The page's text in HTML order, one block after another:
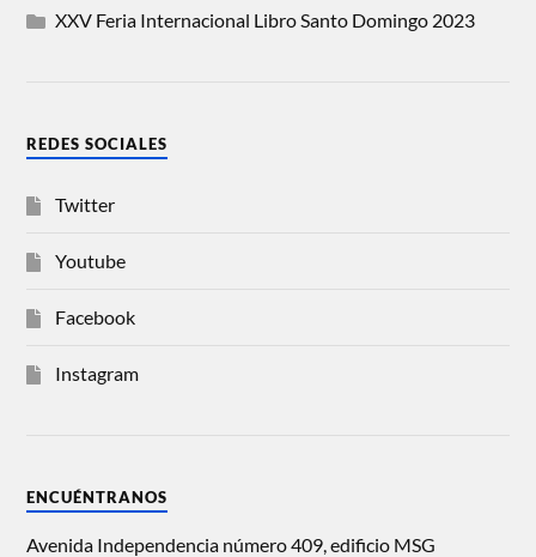
XXV Feria Internacional Libro Santo Domingo 2023
REDES SOCIALES
Twitter
Youtube
Facebook
Instagram
ENCUÉNTRANOS
Avenida Independencia número 409, edificio MSG